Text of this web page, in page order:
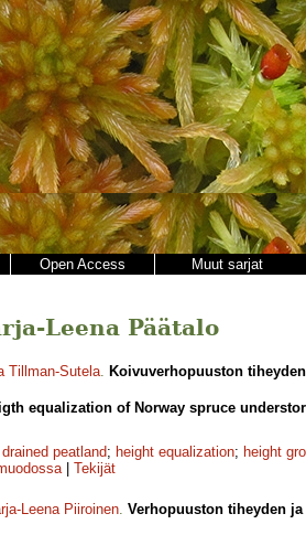
Open Access Muut sarjat
Leena Päätalo
Tillman-Sutela. Koivuverhopuuston
equalization of Norway spruce
drained peatland; height equalization; height
| Tekijät
Leena Piiroinen. Verhopuuston tiheyden